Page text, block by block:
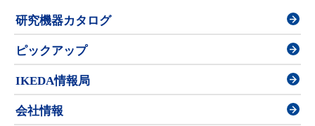
研究機器カタログ
ピックアップ
IKEDA情報局
会社情報